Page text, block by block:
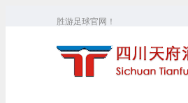
胜游足球官网！